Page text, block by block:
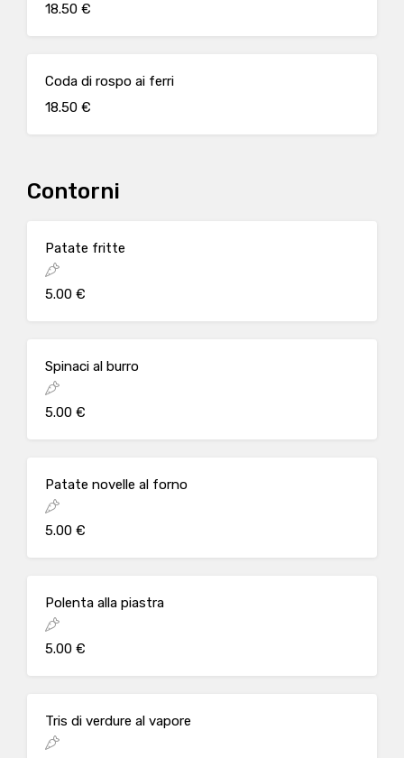
18.50 €
Coda di rospo ai ferri
18.50 €
Contorni
Patate fritte
5.00 €
Spinaci al burro
5.00 €
Patate novelle al forno
5.00 €
Polenta alla piastra
5.00 €
Tris di verdure al vapore